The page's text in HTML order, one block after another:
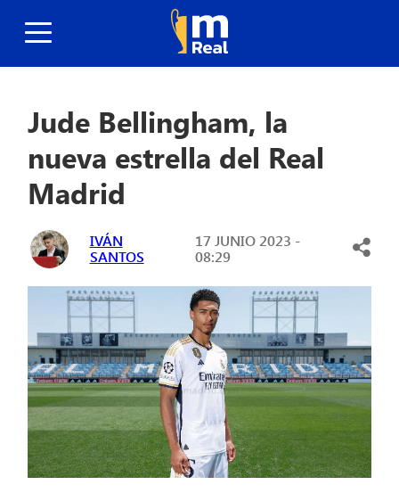
Jude Bellingham, la
nueva estrella del Real
Madrid
IVÁN
SANTOS
17 JUNIO 2023 -
08:29